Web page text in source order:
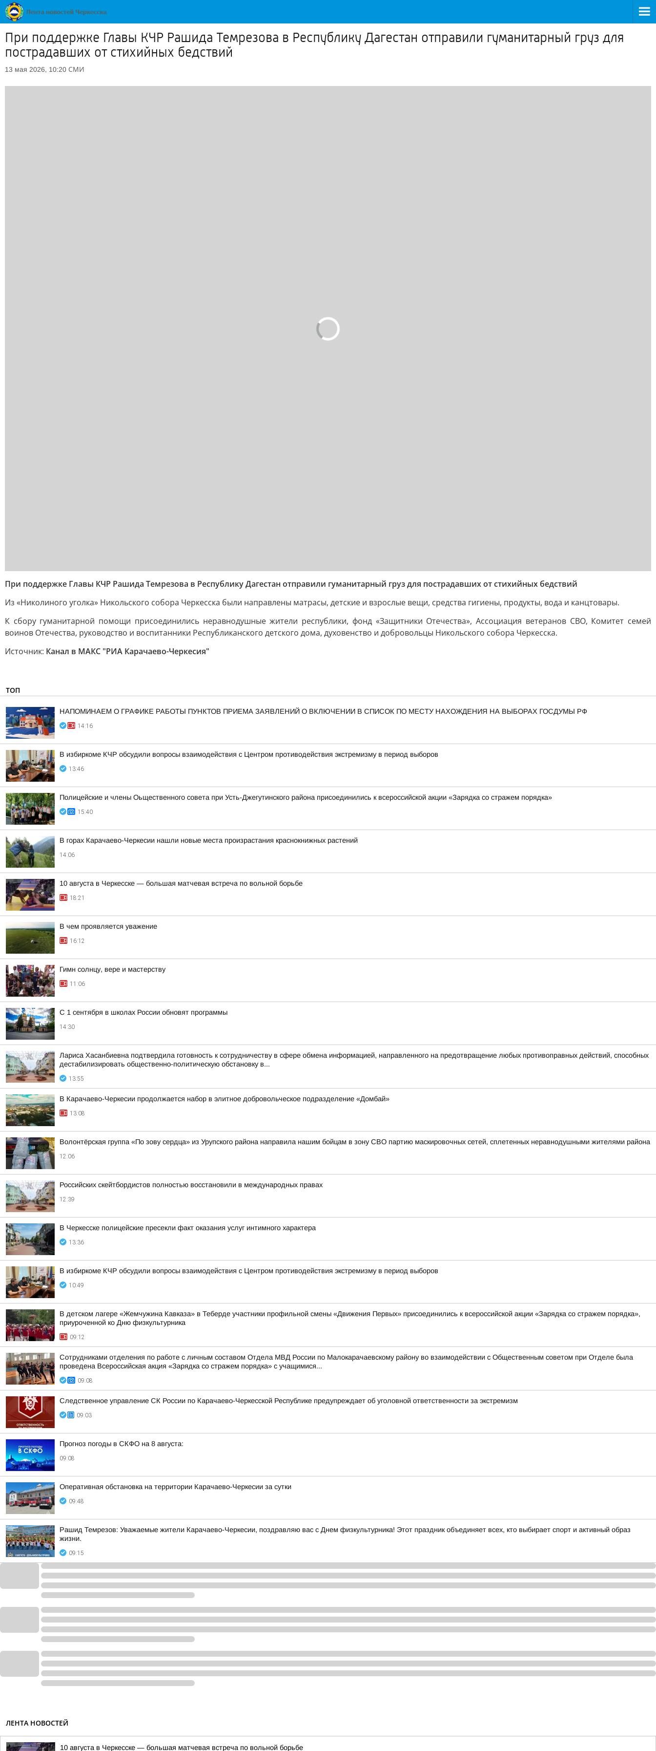
При поддержке Главы КЧР Рашида Темрезова в Республику Дагестан отправили гуманитарный груз для
пострадавших от стихийных бедствий
13 мая 2026, 10:20 СМИ
При поддержке Главы КЧР Рашида Темрезова в Республику Дагестан отправили гуманитарный груз для пострадавших от стихийных бедствий
Из «Николиного уголка» Никольского собора Черкесска были направлены матрасы, детские и взрослые вещи, средства гигиены, продукты, вода и канцтовары.
К сбору гуманитарной помощи присоединились неравнодушные жители республики, фонд «Защитники Отечества», Ассоциация ветеранов СВО, Комитет семей
воинов Отечества, руководство и воспитанники Республиканского детского дома, духовенство и добровольцы Никольского собора Черкесска.
Источник: Канал в МАКС "РИА Карачаево-Черкесия"
ТОП
НАПОМИНАЕМ О ГРАФИКЕ РАБОТЫ ПУНКТОВ ПРИЕМА ЗАЯВЛЕНИЙ О ВКЛЮЧЕНИИ В СПИСОК ПО МЕСТУ НАХОЖДЕНИЯ НА ВЫБОРАХ ГОСДУМЫ РФ
14:16
В избиркоме КЧР обсудили вопросы взаимодействия с Центром противодействия экстремизму в период выборов
13:46
Полицейские и члены Оьщественного совета при Усть-Джегутинского района присоединились к всероссийской акции «Зарядка со стражем порядка»
15:40
В горах Карачаево-Черкесии нашли новые места произрастания краснокнижных растений
14:06
10 августа в Черкесске — большая матчевая встреча по вольной борьбе
18:21
В чем проявляется уважение
16:12
Гимн солнцу, вере и мастерству
11:06
С 1 сентября в школах России обновят программы
14:30
Лариса Хасанбиевна подтвердила готовность к сотрудничеству в сфере обмена информацией, направленного на предотвращение любых противоправных действий, способных
дестабилизировать общественно-политическую обстановку в...
13:55
В Карачаево-Черкесии продолжается набор в элитное добровольческое подразделение «Домбай»
13:08
Волонтёрская группа «По зову сердца» из Урупского района направила нашим бойцам в зону СВО партию маскировочных сетей, сплетенных неравнодушными жителями района
12:06
Российских скейтбордистов полностью восстановили в международных правах
12:39
В Черкесске полицейские пресекли факт оказания услуг интимного характера
13:36
В избиркоме КЧР обсудили вопросы взаимодействия с Центром противодействия экстремизму в период выборов
10:49
В детском лагере «Жемчужина Кавказа» в Теберде участники профильной смены «Движения Первых» присоединились к всероссийской акции «Зарядка со стражем порядка»,
приуроченной ко Дню физкультурника
09:12
Сотрудниками отделения по работе с личным составом Отдела МВД России по Малокарачаевскому району во взаимодействии с Общественным советом при Отделе была
проведена Всероссийская акция «Зарядка со стражем порядка» с учащимися...
09:08
Следственное управление СК России по Карачаево-Черкесской Республике предупреждает об уголовной ответственности за экстремизм
09:03
Прогноз погоды в СКФО на 8 августа:
09:08
Оперативная обстановка на территории Карачаево-Черкесии за сутки
09:48
Рашид Темрезов: Уважаемые жители Карачаево-Черкесии, поздравляю вас с Днем физкультурника! Этот праздник объединяет всех, кто выбирает спорт и активный образ
жизни.
09:15
ЛЕНТА НОВОСТЕЙ
10 августа в Черкесске — большая матчевая встреча по вольной борьбе